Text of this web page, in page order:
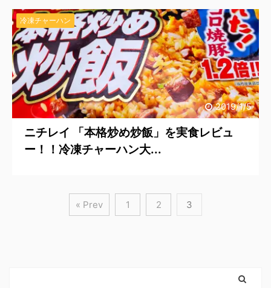
2019/1/5
冷凍チャーハン
ニチレイ 「本格炒め炒飯」を実食レビュ
ー！！冷凍チャーハン大...
« Prev 1 2 3